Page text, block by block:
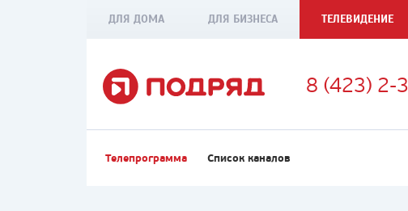
ДЛЯ ДОМА ДЛЯ БИЗНЕСА ТЕЛЕВИДЕНИЕ
8 (423) 2-
Телепрограмма Список каналов